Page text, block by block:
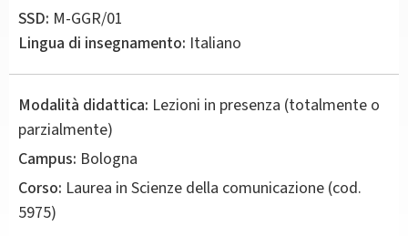
SSD: M-GGR/01
Lingua di insegnamento: Italiano
Modalità didattica: Lezioni in presenza (totalmente o
parzialmente)
Campus: Bologna
Corso: Laurea in Scienze della comunicazione (cod.
5975)